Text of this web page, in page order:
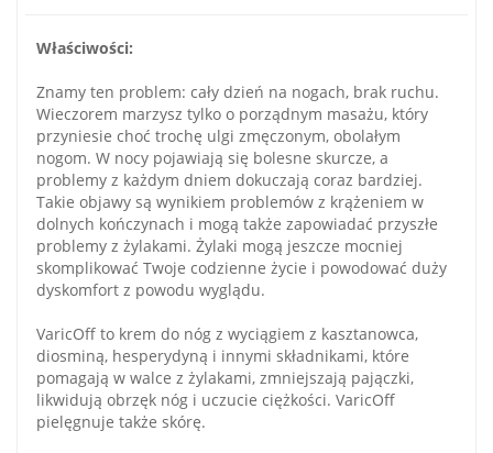
Właściwości:
Znamy ten problem: cały dzień na nogach, brak ruchu.
Wieczorem marzysz tylko o porządnym masażu, który
przyniesie choć trochę ulgi zmęczonym, obolałym
nogom. W nocy pojawiają się bolesne skurcze, a
problemy z każdym dniem dokuczają coraz bardziej.
Takie objawy są wynikiem problemów z krążeniem w
dolnych kończynach i mogą także zapowiadać przyszłe
problemy z żylakami. Żylaki mogą jeszcze mocniej
skomplikować Twoje codzienne życie i powodować duży
dyskomfort z powodu wyglądu.
VaricOff to krem do nóg z wyciągiem z kasztanowca,
diosminą, hesperydyną i innymi składnikami, które
pomagają w walce z żylakami, zmniejszają pajączki,
likwidują obrzęk nóg i uczucie ciężkości. VaricOff
pielęgnuje także skórę.